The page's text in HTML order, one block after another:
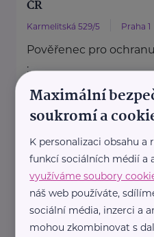
ČR
Karmelitská 529/5 Praha 1
Pověřenec pro
:
Mgr. Šárka Jílková,
+420 234 811 105,
oznamovatelů
: Mgr. ...
https://
+420 234 811 111
posta@msmt.cz
Maximální
soukromí a
K personalizaci obsahu a
funkcí sociálních médií a
využíváme soubory
náš web používáte,
sociální média, inzerci a
mohou zkombinovat s